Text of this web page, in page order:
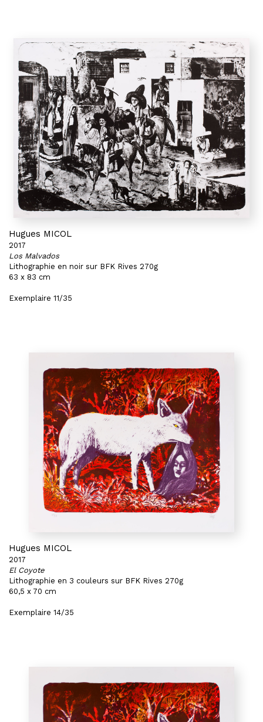
Hugues MICOL
2017
Los Malvados
Lithographie en noir sur BFK Rives 270g
63 x 83 cm
Exemplaire 11/35
Hugues MICOL
2017
El Coyote
Lithographie en 3 couleurs sur BFK Rives 270g
60,5 x 70 cm
Exemplaire 14/35